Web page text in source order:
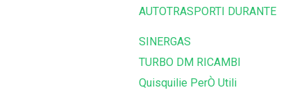
AUTOTRASPORTI DURANTE
SINERGAS
TURBO DM RICAMBI
Quisquilie PerÒ Utili